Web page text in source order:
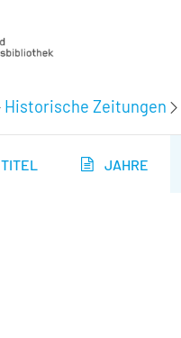
Historische Zeitungen
TITEL JAHRE